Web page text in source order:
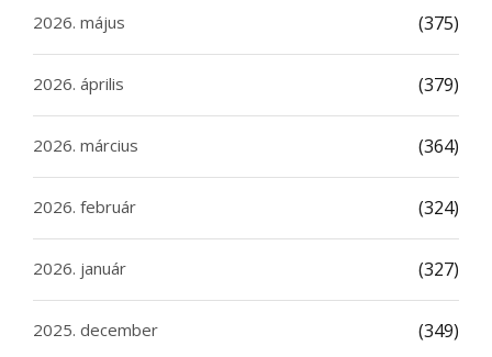
2026. május (375)
2026. április (379)
2026. március (364)
2026. február (324)
2026. január (327)
2025. december (349)